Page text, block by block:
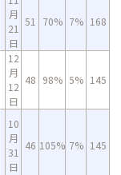
月
21
日
51 70% 7% 168
12
月
12
日
48 98% 5% 145
10
月
31
日
46 105% 7% 145